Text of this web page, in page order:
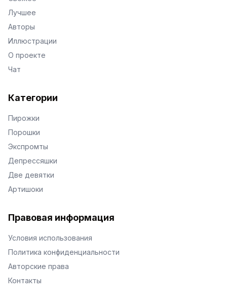
Лучшее
Авторы
Иллюстрации
О проекте
Чат
Категории
Пирожки
Порошки
Экспромты
Депрессяшки
Две девятки
Артишоки
Правовая информация
Условия использования
Политика конфиденциальности
Авторские права
Контакты